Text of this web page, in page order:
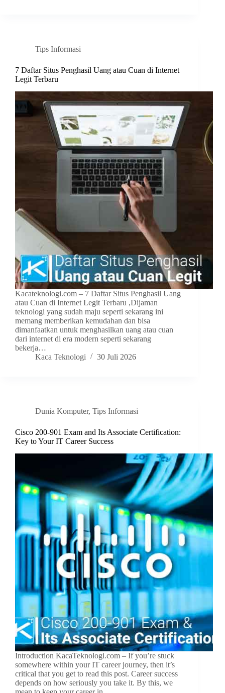
Tips Informasi
7 Daftar Situs Penghasil Uang atau Cuan di Internet
Legit Terbaru
Kacateknologi.com – 7 Daftar Situs Penghasil Uang
atau Cuan di Internet Legit Terbaru ,Dijaman
teknologi yang sudah maju seperti sekarang ini
memang memberikan kemudahan dan bisa
dimanfaatkan untuk menghasilkan uang atau cuan
dari internet di era modern seperti sekarang
bekerja…
Kaca Teknologi
30 Juli 2026
Dunia Komputer, Tips Informasi
Cisco 200-901 Exam and Its Associate Certification:
Key to Your IT Career Success
Introduction KacaTeknologi.com – If you’re stuck
somewhere within your IT career journey, then it’s
critical that you get to read this post. Career success
depends on how seriously you take it. By this, we